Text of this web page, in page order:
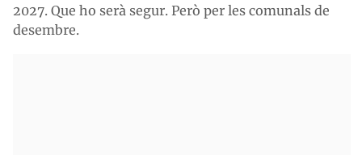
2027. Que ho serà segur. Però per les comunals de
desembre.